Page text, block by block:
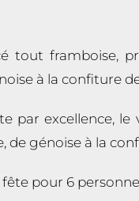
tout framboise,
à la confiture
par excellence,
de génoise à la
fête pour 6